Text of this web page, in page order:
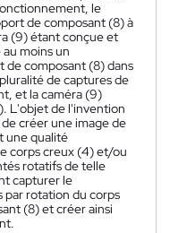
le
de composant (8) à
(9) étant conçue et
moins un
de composant (8) dans
de captures de
et la caméra (9)
L'objet de l'invention
créer une image de
une qualité
corps creux (4) et/ou
rotatifs de telle
capturer le
rotation du corps
(8) et créer ainsi